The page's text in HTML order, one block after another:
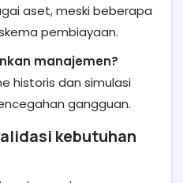
aset, meski beberapa
pembiayaan.
manajemen?
historis dan simulasi
gangguan.
kebutuhan